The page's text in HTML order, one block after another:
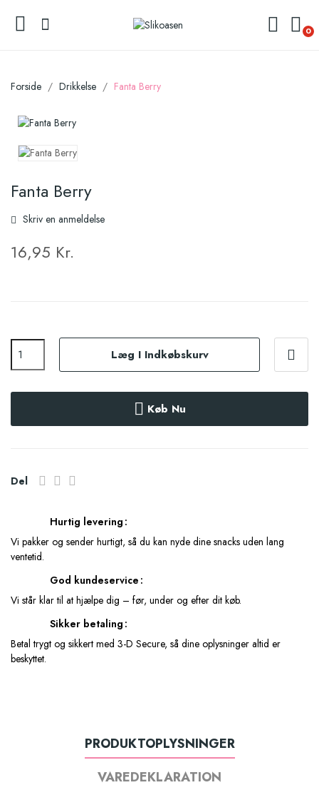
0
Forside Drikkelse Fanta Berry
Fanta Berry
Skriv en anmeldelse
16,95 Kr.
Læg I Indkøbskurv
Køb Nu
Del
Hurtig levering
Vi pakker og sender hurtigt, så du kan nyde dine snacks uden lang
ventetid.
God kundeservice
Vi står klar til at hjælpe dig – før, under og efter dit køb.
Sikker betaling
Betal trygt og sikkert med 3-D Secure, så dine oplysninger altid er
beskyttet.
PRODUKTOPLYSNINGER
VAREDEKLARATION